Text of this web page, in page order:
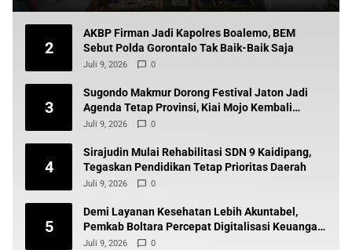
2
AKBP Firman Jadi Kapolres Boalemo, BEM
Sebut Polda Gorontalo Tak Baik-Baik Saja
Juli 9, 2026 0
3
Sugondo Makmur Dorong Festival Jaton Jadi
Agenda Tetap Provinsi, Kiai Mojo Kembali
Disuarakan
Juli 9, 2026 0
4
Sirajudin Mulai Rehabilitasi SDN 9 Kaidipang,
Tegaskan Pendidikan Tetap Prioritas Daerah
Juli 9, 2026 0
5
Demi Layanan Kesehatan Lebih Akuntabel,
Pemkab Boltara Percepat Digitalisasi Keuangan
BLUD
Juli 9, 2026 0